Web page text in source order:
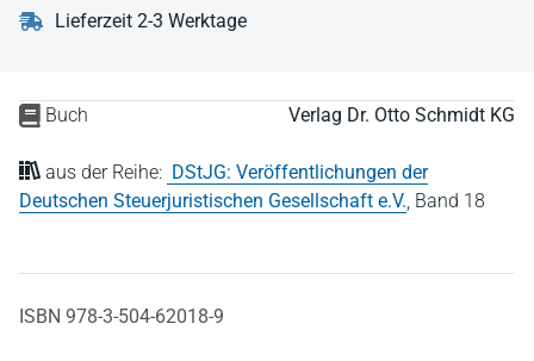
Buch Verlag Dr. Otto Schmidt KG
aus der Reihe: DStJG: Veröffentlichungen der
Deutschen Steuerjuristischen Gesellschaft e.V., Band 18
ISBN 978-3-504-62018-9
Lieferzeit 2-3 Werktage